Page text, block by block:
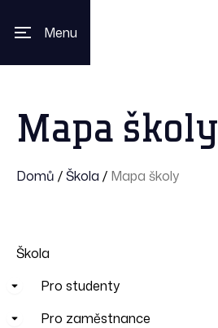
Menu
Mapa školy
Domů /Škola / Mapa školy
Škola
Pro studenty
Pro zaměstnance